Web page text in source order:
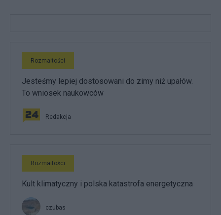
Rozmaitości
Jesteśmy lepiej dostosowani do zimy niż upałów.
To wniosek naukowców
Redakcja
Rozmaitości
Kult klimatyczny i polska katastrofa energetyczna
czubas